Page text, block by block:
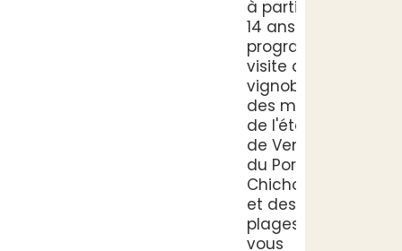
à partir de
14 ans. Au
programme:
visite des
vignobles,
des marais,
de l'étang
de Vendres,
du Port du
Chichoulet
et des ses
plages...Si
vous